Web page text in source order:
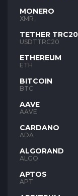
MONERO
XMR
TETHER
USDTTRC20
ETHEREUM
ETH
BITCOIN
BTC
AAVE
AAVE
CARDANO
ADA
ALGORAND
ALGO
APTOS
APT